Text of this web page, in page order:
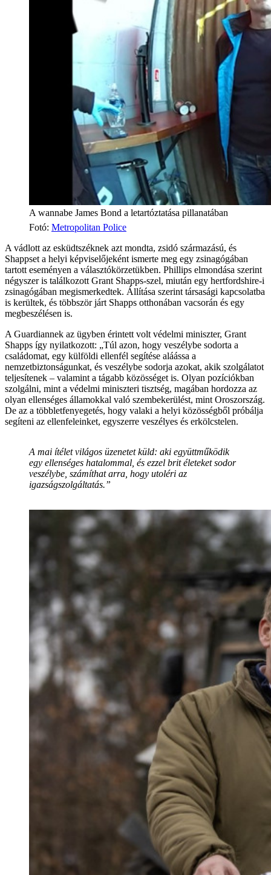
A wannabe James Bond a letartóztatása pillanatában
Fotó: Metropolitan Police
A vádlott az esküdtszéknek azt mondta, zsidó származású, és
Shappset a helyi képviselőjeként ismerte meg egy zsinagógában
tartott eseményen a választókörzetükben. Phillips elmondása szerint
négyszer is találkozott Grant Shapps-szel, miután egy hertfordshire-i
zsinagógában megismerkedtek. Állítása szerint társasági kapcsolatba
is kerültek, és többször járt Shapps otthonában vacsorán és egy
megbeszélésen is.
A Guardiannek az ügyben érintett volt védelmi miniszter, Grant
Shapps így nyilatkozott: „Túl azon, hogy veszélybe sodorta a
családomat, egy külföldi ellenfél segítése aláássa a
nemzetbiztonságunkat, és veszélybe sodorja azokat, akik szolgálatot
teljesítenek – valamint a tágabb közösséget is. Olyan pozíciókban
szolgálni, mint a védelmi miniszteri tisztség, magában hordozza az
olyan ellenséges államokkal való szembekerülést, mint Oroszország.
De az a többletfenyegetés, hogy valaki a helyi közösségből próbálja
segíteni az ellenfeleinket, egyszerre veszélyes és erkölcstelen.
A mai ítélet világos üzenetet küld: aki együttműködik
egy ellenséges hatalommal, és ezzel brit életeket sodor
veszélybe, számíthat arra, hogy utoléri az
igazságszolgáltatás.”